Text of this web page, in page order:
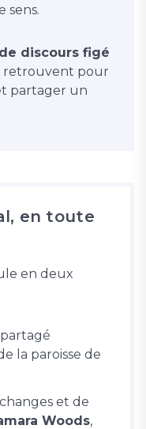
sens.
discours figé
retrouvent pour
partager un
en toute
en deux
la paroisse de
et de
Woods,